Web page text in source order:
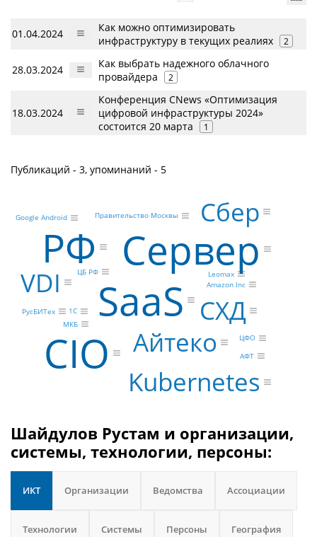
01.04.2024
Как можно оптимизировать
инфраструктуру в текущих реалиях
2
28.03.2024
Как выбрать надежного облачного
провайдера
2
18.03.2024
Конференция CNews «Оптимизация
цифровой инфраструктуры 2024»
состоится 20 марта
1
Публикаций - 3, упоминаний - 5
SaaS
Сервер
РФ
CIO
Айтеко
Kubernetes
СХД
VDI
Сбер
Amazon Inc
1С
РусБИТех
МКБ
Leomax
ЦБ РФ
Правительство Москвы
АФТ
Google Android
ЦФО
Шайдулов Рустам и организации,
системы, технологии, персоны:
ИКТ Организации Ведомства Ассоциации
Технологии Системы Персоны География